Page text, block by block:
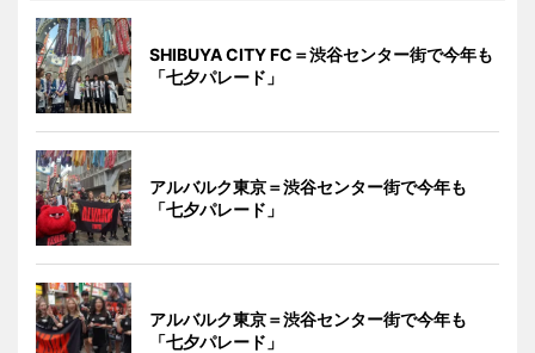
SHIBUYA CITY FC＝渋谷センター街で今年も
「七夕パレード」
アルバルク東京＝渋谷センター街で今年も
「七夕パレード」
アルバルク東京＝渋谷センター街で今年も
「七夕パレード」